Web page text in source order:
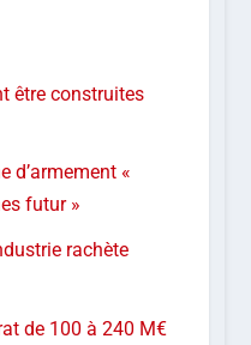
être construites
d’armement «
futur »
rachète
de 100 à 240 M€